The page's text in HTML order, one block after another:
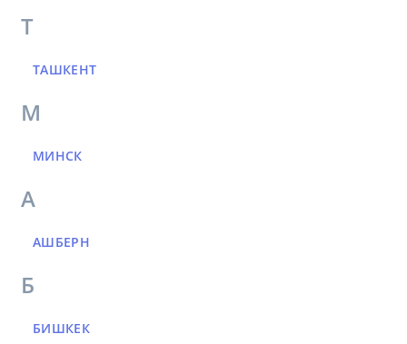
Т
ТАШКЕНТ
М
МИНСК
А
АШБЕРН
Б
БИШКЕК